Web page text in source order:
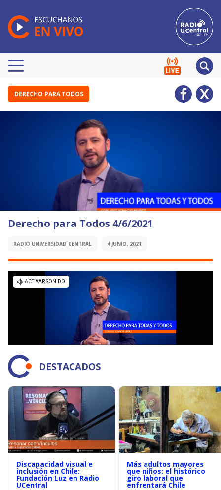
DERECHO PARA TODOS
Derecho para Todos 4/6/2021
RADIO UNIVERSIDAD CENTRAL 4 JUNIO, 2021
DESTACADOS
Discapacidad visual e
inclusión en Chile:
Fundación Luz en Radio
UCentral
Más adultos mayores
que niños: el histórico
giro laboral que
enfrentará Chile